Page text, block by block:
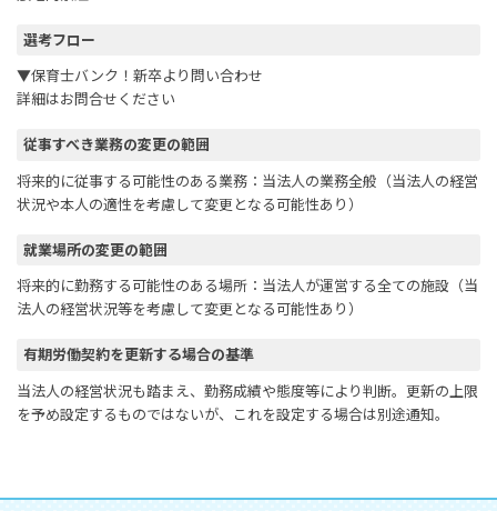
選考フロー
▼保育士バンク！新卒より問い合わせ
詳細はお問合せください
従事すべき業務の変更の範囲
将来的に従事する可能性のある業務：当法人の業務全般（当法人の経営
状況や本人の適性を考慮して変更となる可能性あり）
就業場所の変更の範囲
将来的に勤務する可能性のある場所：当法人が運営する全ての施設（当
法人の経営状況等を考慮して変更となる可能性あり）
有期労働契約を更新する場合の基準
当法人の経営状況も踏まえ、勤務成績や態度等により判断。更新の上限
を予め設定するものではないが、これを設定する場合は別途通知。